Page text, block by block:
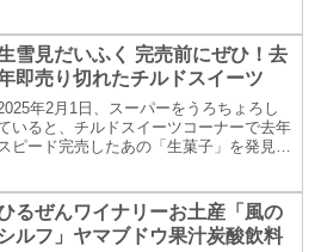
した。＊この記事2024年5月時点での情報
す。ご...
雪見だいふく 完売前にぜひ！去
即売り切れたチルドスイーツ
年2月1日、スーパーをうろちょろし
いると、チルドスイーツコーナーで去年
スピード完売したあの「生菓子」を発見！
！ロッテの人気アイス雪見だいふくが
生菓子」...
るぜんワイナリーお土産「風の
シルフ」ヤマブドウ果汁炭酸飲料